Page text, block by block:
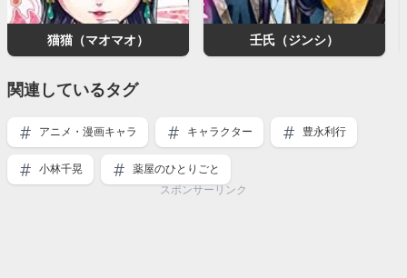
猫猫（マオマオ） 壬氏（ジンシ）
関連しているタグ
アニメ・漫画キャラ キャラクター 豊永利行
小林千晃
薬屋のひとりごと
スポンサーリンク